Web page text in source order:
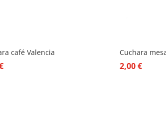
café Valencia Cuchara
2,00€